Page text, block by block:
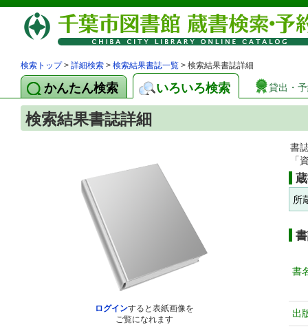
検索トップ> 詳細検索 > 検索結果書誌一覧 > 検索結果書誌詳細
かんたん検索 いろいろ検索 貸出・
検索結果書誌詳細
ログインすると表紙画像を
ご覧になれます
書
「
所
書
出